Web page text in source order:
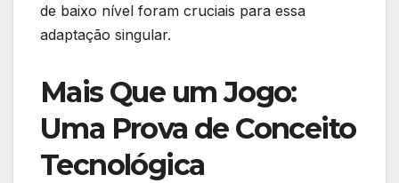
de baixo nível foram cruciais para essa
adaptação singular.
Mais Que um Jogo:
Uma Prova de Conceito
Tecnológica